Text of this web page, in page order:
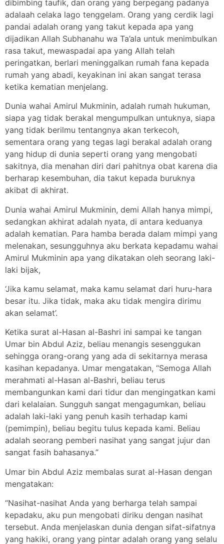
dibimbing taufik, dan orang yang berpegang padanya
adalaah celaka lago tenggelam. Orang yang cerdik lagi
pandai adalah orang yang takut kepada apa yang
dijadikan Allah Subhanahu wa Ta’ala untuk menimbulkan
rasa takut, mewaspadai apa yang Allah telah
peringatkan, berlari meninggalkan rumah fana kepada
rumah yang abadi, keyakinan ini akan sangat terasa
ketika kematian menjelang.
Dunia wahai Amirul Mukminin, adalah rumah hukuman,
siapa yag tidak berakal mengumpulkan untuknya, siapa
yang tidak berilmu tentangnya akan terkecoh,
sementara orang yang tegas lagi berakal adalah orang
yang hidup di dunia seperti orang yang mengobati
sakitnya, dia menahan diri dari pahitnya obat karena dia
berharap kesembuhan, dia takut kepada buruknya
akibat di akhirat.
Dunia wahai Amirul Mukminin, demi Allah hanya mimpi,
sedangkan akhirat adalah nyata, di antara keduanya
adalah kematian. Para hamba berada dalam mimpi yang
melenakan, sesungguhnya aku berkata kepadamu wahai
Amirul Mukminin apa yang dikatakan oleh seorang laki-
laki bijak,
‘Jika kamu selamat, maka kamu selamat dari huru-hara
besar itu. Jika tidak, maka aku tidak mengira dirimu
akan selamat’.
Ketika surat al-Hasan al-Bashri ini sampai ke tangan
Umar bin Abdul Aziz, beliau menangis sesenggukan
sehingga orang-orang yang ada di sekitarnya merasa
kasihan kepadanya. Umar mengatakan, “Semoga Allah
merahmati al-Hasan al-Bashri, beliau terus
membangunkan kami dari tidur dan mengingatkan kami
dari kelalaian. Sungguh sangat mengagumkan, beliau
adalah laki-laki yang penuh kasih terhadap kami
(pemimpin), beliau begitu tulus kepada kami. Beliau
adalah seorang pemberi nasihat yang sangat jujur dan
sangat fasih bahasanya.”
Umar bin Abdul Aziz membalas surat al-Hasan dengan
mengatakan:
“Nasihat-nasihat Anda yang berharga telah sampai
kepadaku, aku pun mengobati diriku dengan nasihat
tersebut. Anda menjelaskan dunia dengan sifat-sifatnya
yang hakiki, orang yang pintar adalah orang yang selalu